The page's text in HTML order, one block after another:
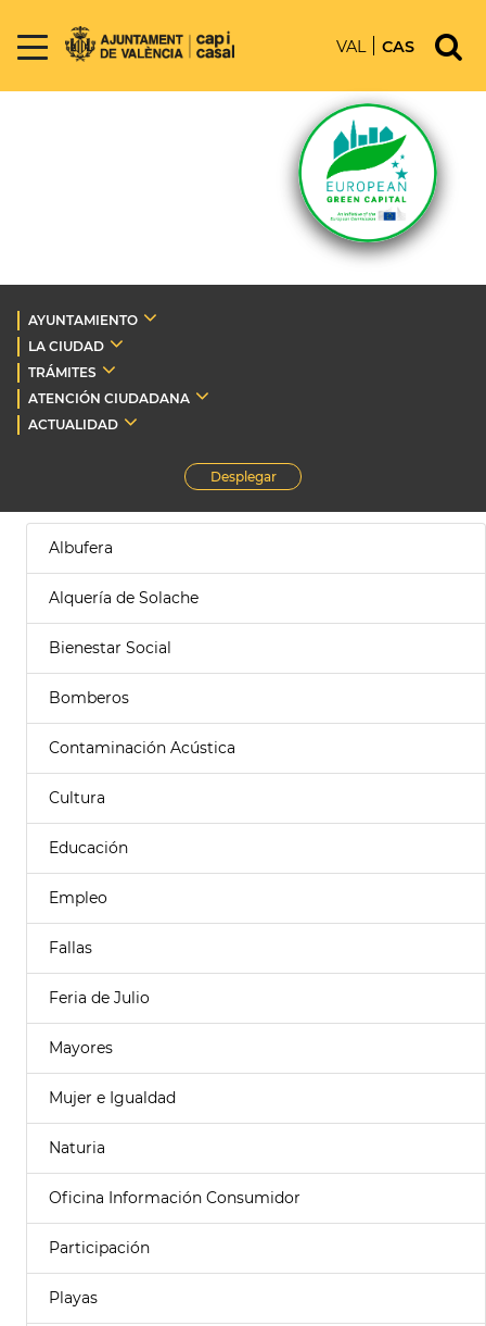
VAL CAS
AYUNTAMIENTO
LA CIUDAD
TRÁMITES
ATENCIÓN CIUDADANA
ACTUALIDAD
Desplegar
Albufera
Alquería de Solache
Bienestar Social
Bomberos
Contaminación Acústica
Cultura
Educación
Empleo
Fallas
Feria de Julio
Mayores
Mujer e Igualdad
Naturia
Oficina Información Consumidor
Participación
Playas